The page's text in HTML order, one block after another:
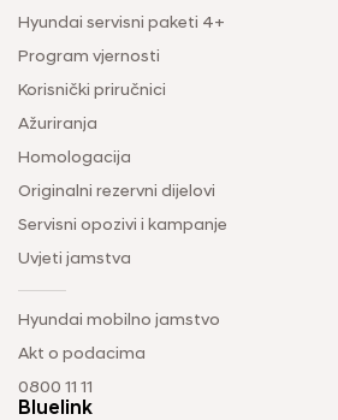
Hyundai servisni paketi 4+
Program vjernosti
Korisnički priručnici
Ažuriranja
Homologacija
Originalni rezervni dijelovi
Servisni opozivi i kampanje
Uvjeti jamstva
Hyundai mobilno jamstvo
Akt o podacima
0800 11 11
Bluelink